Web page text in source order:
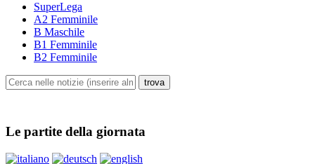
SuperLega
A2 Femminile
B Maschile
B1 Femminile
B2 Femminile
Le partite della giornata